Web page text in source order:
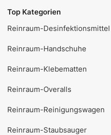
Top Kategorien
Reinraum-Desinfektionsmittel
Reinraum-Handschuhe
Reinraum-Klebematten
Reinraum-Overalls
Reinraum-Reinigungswagen
Reinraum-Staubsauger